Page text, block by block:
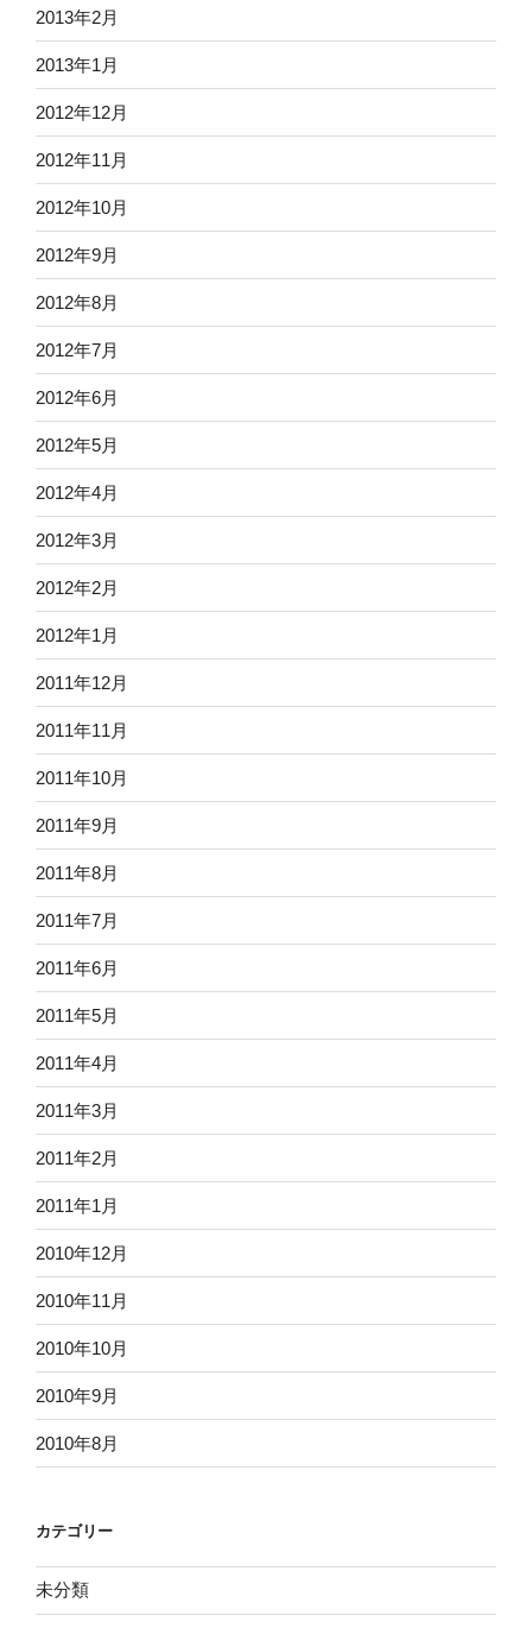
2013年2月
2013年1月
2012年12月
2012年11月
2012年10月
2012年9月
2012年8月
2012年7月
2012年6月
2012年5月
2012年4月
2012年3月
2012年2月
2012年1月
2011年12月
2011年11月
2011年10月
2011年9月
2011年8月
2011年7月
2011年6月
2011年5月
2011年4月
2011年3月
2011年2月
2011年1月
2010年12月
2010年11月
2010年10月
2010年9月
2010年8月
カテゴリー
未分類